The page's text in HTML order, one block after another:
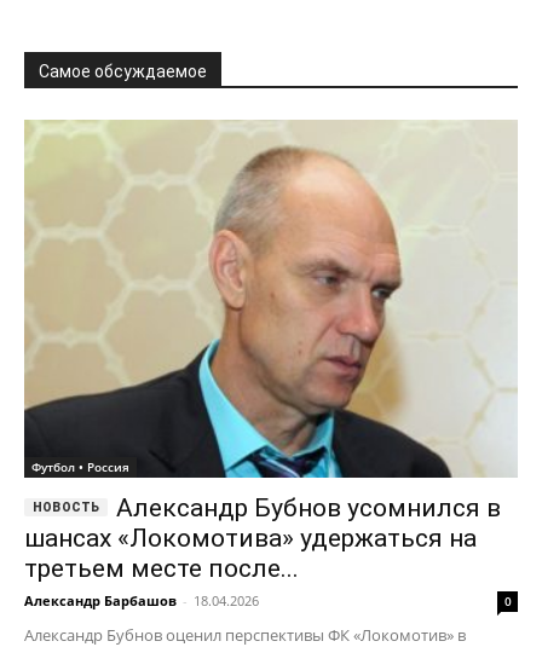
Самое обсуждаемое
Футбол • Россия
Александр Бубнов усомнился в
шансах «Локомотива» удержаться на
третьем месте после...
Александр Барбашов - 18.04.2026 0
Александр Бубнов оценил перспективы ФК «Локомотив» в